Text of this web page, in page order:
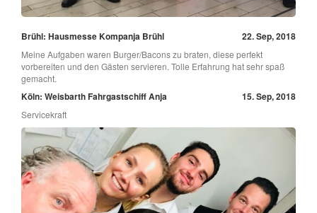
Brühl: Hausmesse Kompanja Brühl 22. Sep, 2018
Meine Aufgaben waren Burger/Bacons zu braten, diese perfekt
vorbereiten und den Gästen servieren. Tolle Erfahrung hat sehr spaß
gemacht.
Köln: Weisbarth Fahrgastschiff Anja 15. Sep, 2018
Servicekraft